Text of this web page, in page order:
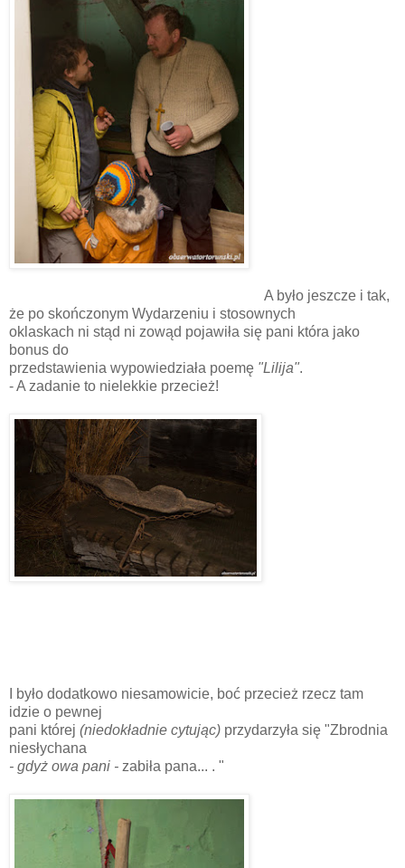
A było jeszcze i tak,
że po skończonym Wydarzeniu i stosownych
oklaskach ni stąd ni zowąd pojawiła się pani która jako
bonus do
przedstawienia wypowiedziała poemę "Lilija".
- A zadanie to nielekkie przecież!
I było dodatkowo niesamowicie, boć przecież rzecz tam
idzie o pewnej
pani której (niedokładnie cytując) przydarzyła się "Zbrodnia
niesłychana
- gdyż owa pani - zabiła pana... . "